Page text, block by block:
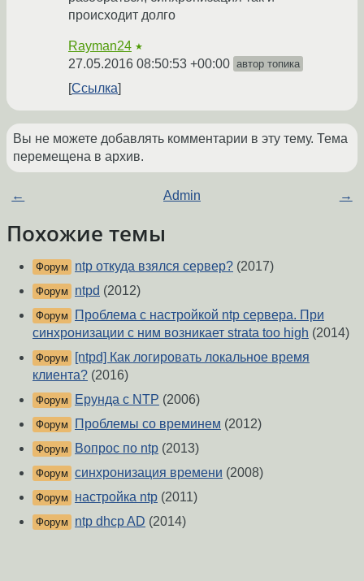
происходит долго
Rayman24 ★
27.05.2016 08:50:53 +00:00 автор топика
Ссылка
Вы не можете добавлять комментарии в эту тему. Тема
перемещена в архив.
← Admin →
Похожие темы
Форум ntp откуда взялся сервер? (2017)
Форум ntpd (2012)
Форум
Проблема с настройкой ntp сервера. При
синхронизации с ним возникает strata too high (2014)
Форум
[ntpd] Как логировать локальное время
клиента? (2016)
Форум Ерунда с NTP (2006)
Форум Проблемы со времинем (2012)
Форум Вопрос по ntp (2013)
Форум синхронизация времени (2008)
Форум настройка ntp (2011)
Форум ntp dhcp AD (2014)